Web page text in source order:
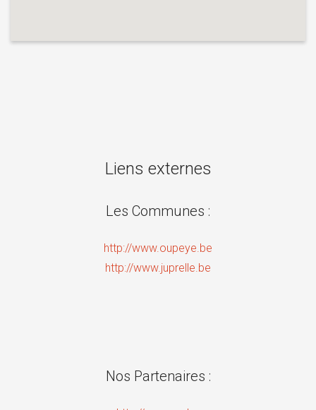
Liens externes
Les Communes :
http://www.oupeye.be
http://www.juprelle.be
Nos Partenaires :